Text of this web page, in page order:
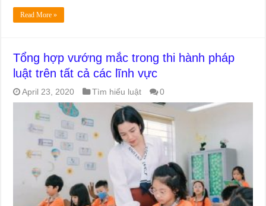
Read More »
Tổng hợp vướng mắc trong thi hành pháp
luật trên tất cả các lĩnh vực
April 23, 2020 Tìm hiểu luật 0